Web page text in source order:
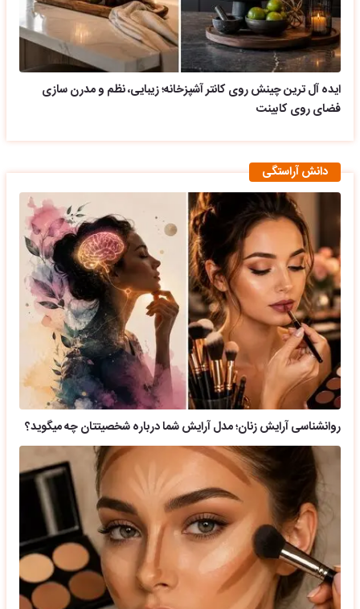
ایده آل ترین چینش روی کانتر آشپزخانه؛ زیبایی، نظم و مدرن سازی
فضای روی کابینت
دانش آراستگی
روانشناسی آرایش زنان؛ مدل آرایش شما درباره شخصیتتان چه میگوید؟